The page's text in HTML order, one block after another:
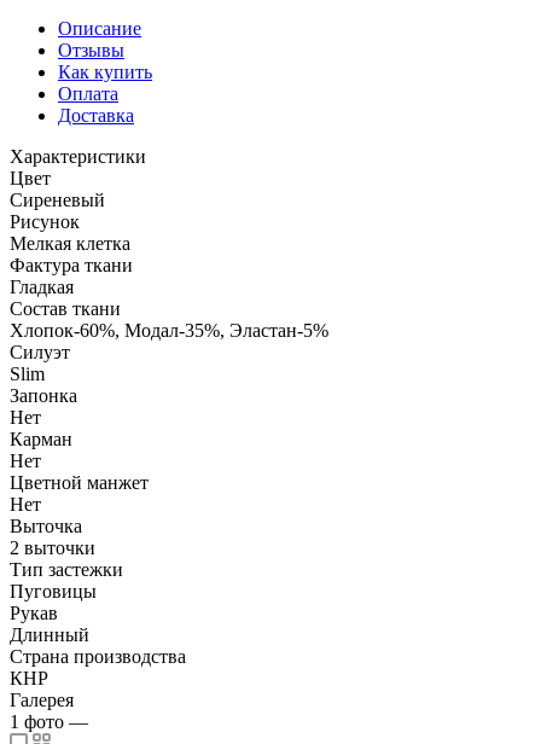
Описание
Отзывы
Как купить
Оплата
Доставка
Характеристики
Цвет
Сиреневый
Рисунок
Мелкая клетка
Фактура ткани
Гладкая
Состав ткани
Хлопок-60%, Модал-35%, Эластан-5%
Силуэт
Slim
Запонка
Нет
Карман
Нет
Цветной манжет
Нет
Выточка
2 выточки
Тип застежки
Пуговицы
Рукав
Длинный
Страна производства
КНР
Галерея
1 фото —